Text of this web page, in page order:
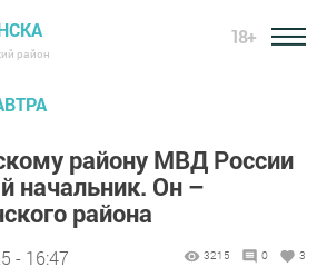
район
18+
району МВД России
начальник. Он –
района
- 16:47 3215 0 3